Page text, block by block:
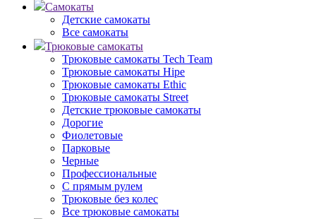
Самокаты
Детские самокаты
Все самокаты
Трюковые самокаты
Трюковые самокаты Tech Team
Трюковые самокаты Hipe
Трюковые самокаты Ethic
Трюковые самокаты Street
Детские трюковые самокаты
Дорогие
Фиолетовые
Парковые
Черные
Профессиональные
С прямым рулем
Трюковые без колес
Все трюковые самокаты